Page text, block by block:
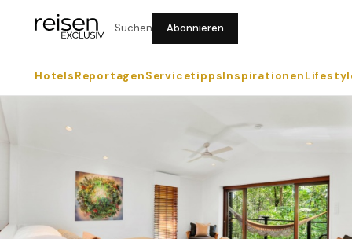
Suchen Abonnieren
HotelsReportagenServicetippsInspirationen